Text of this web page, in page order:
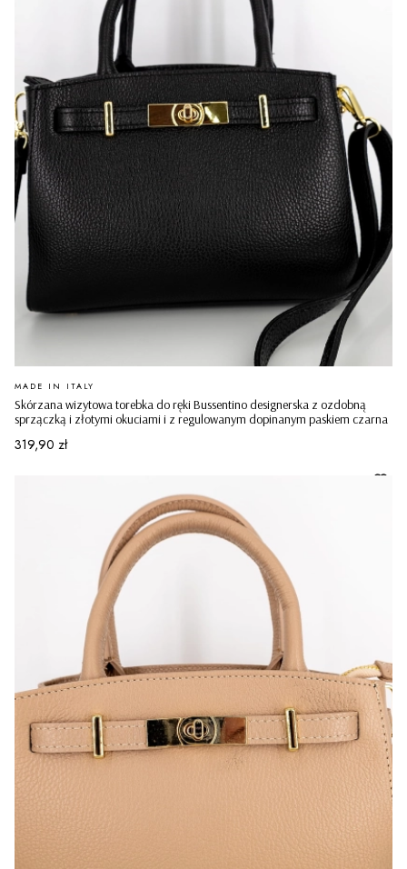
Skórzana wizytowa torebka do ręki Bussentino designerska z ozdobną
sprzączką i złotymi okuciami i z regulowanym dopinanym paskiem czarna
PRODUCENT
MADE IN ITALY
Cena
319,90 zł